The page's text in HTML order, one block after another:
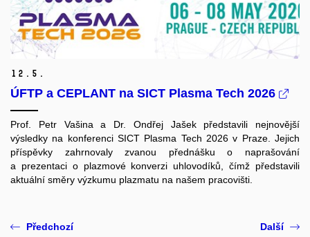
12. 5.
ÚFTP a CEPLANT na SICT Plasma Tech 2026
Prof. Petr Vašina a Dr. Ondřej Jašek představili nejnovější
výsledky na konferenci SICT Plasma Tech 2026 v Praze. Jejich
příspěvky zahrnovaly zvanou přednášku o naprašování
a prezentaci o plazmové konverzi uhlovodíků, čímž představili
aktuální směry výzkumu plazmatu na našem pracovišti.
Předchozí Další